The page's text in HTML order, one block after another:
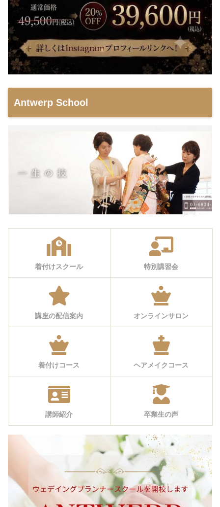
Antwerp School
着付けスクール 特別講習会
講座の配信案内 オンラインサロン
着付けコース ヘアメイクコース
講師紹介 卒業生の声